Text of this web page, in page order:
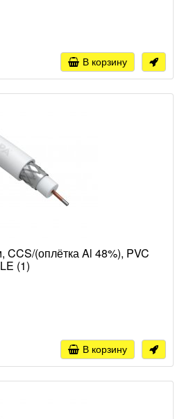
В корзину
CCS/(оплётка Al 48%), PVC
(1)
В корзину